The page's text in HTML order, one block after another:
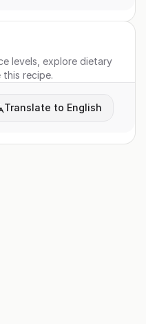
levels, explore dietary
this recipe.
Translate to English